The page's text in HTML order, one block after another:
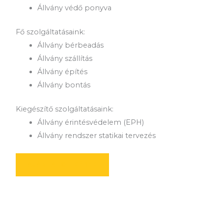
Állvány védő ponyva
Fő szolgáltatásaink:
Állvány bérbeadás
Állvány szállítás
Állvány építés
Állvány bontás
Kiegészítő szolgáltatásaink:
Állvány érintésvédelem (EPH)
Állvány rendszer statikai tervezés